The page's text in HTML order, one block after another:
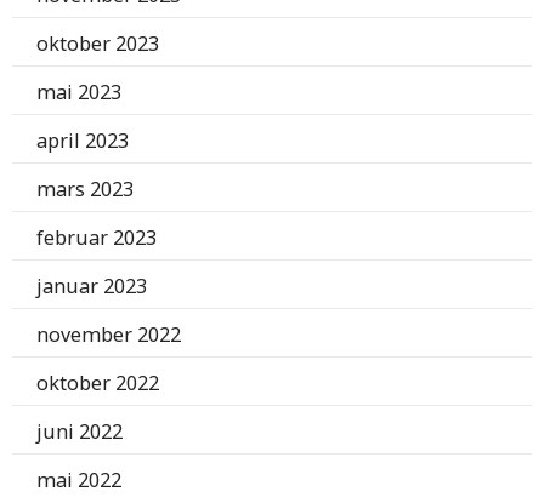
oktober 2023
mai 2023
april 2023
mars 2023
februar 2023
januar 2023
november 2022
oktober 2022
juni 2022
mai 2022